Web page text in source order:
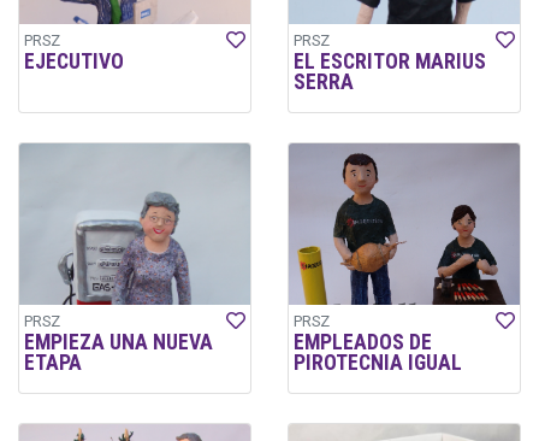
PRSZ
EJECUTIVO
PRSZ
EL ESCRITOR MARIUS
SERRA
PRSZ
EMPIEZA UNA NUEVA
ETAPA
PRSZ
EMPLEADOS DE
PIROTECNIA IGUAL